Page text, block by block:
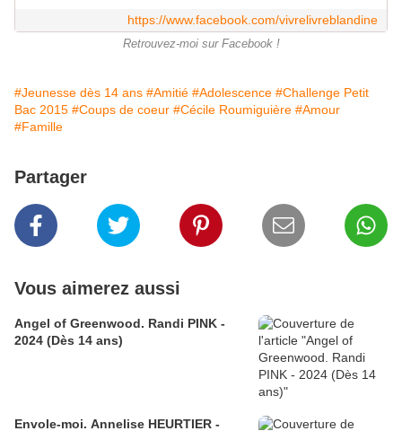
https://www.facebook.com/vivrelivreblandine
Retrouvez-moi sur Facebook !
#Jeunesse dès 14 ans #Amitié #Adolescence #Challenge Petit
Bac 2015 #Coups de coeur #Cécile Roumiguière #Amour
#Famille
Partager
Vous aimerez aussi
Angel of Greenwood. Randi PINK -
2024 (Dès 14 ans)
Envole-moi. Annelise HEURTIER -